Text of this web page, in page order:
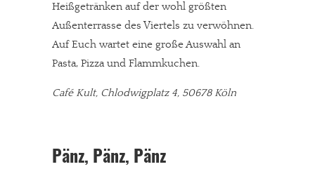
Heißgetränken auf der wohl größten
Außenterrasse des Viertels zu verwöhnen.
Auf Euch wartet eine große Auswahl an
Pasta, Pizza und Flammkuchen.
Café Kult, Chlodwigplatz 4, 50678 Köln
Pänz, Pänz, Pänz